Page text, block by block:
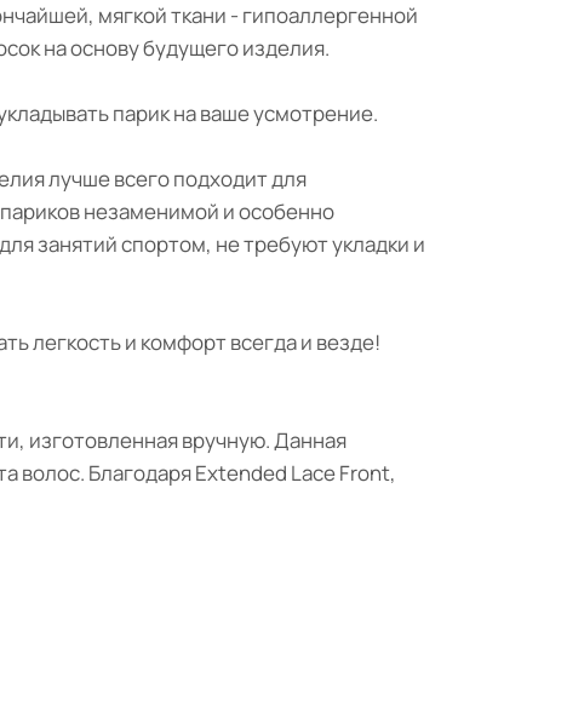
мягкой ткани - гипоаллергенной
на основу будущего изделия.
парик на ваше усмотрение.
лучше всего подходит для
незаменимой и особенно
занятий спортом, не требуют укладки и
легкость и комфорт всегда и везде!
изготовленная вручную. Данная
волос. Благодаря Extended Lace Front,